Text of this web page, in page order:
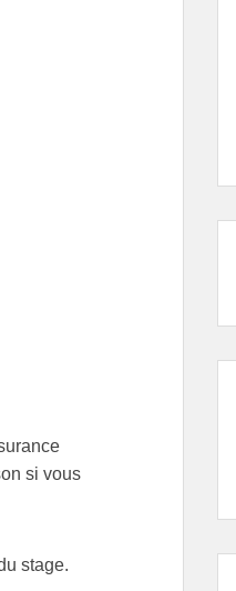
si vous
stage.